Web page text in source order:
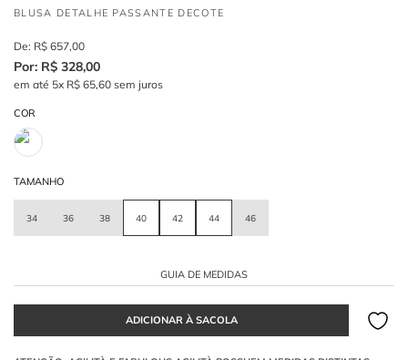
BLUSA DETALHE PASSANTE DECOTE
R$ 657,00
R$ 328,00
em até 5x R$ 65,60 sem juros
COR
TAMANHO
34 36 38 40 42 44 46
GUIA DE MEDIDAS